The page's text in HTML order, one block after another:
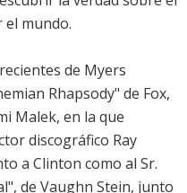
el mundo.
de Myers
Rhapsody" de Fox,
Malek, en la que
discográfico Ray
a Clinton como al Sr.
de Vaughn Stein, junto